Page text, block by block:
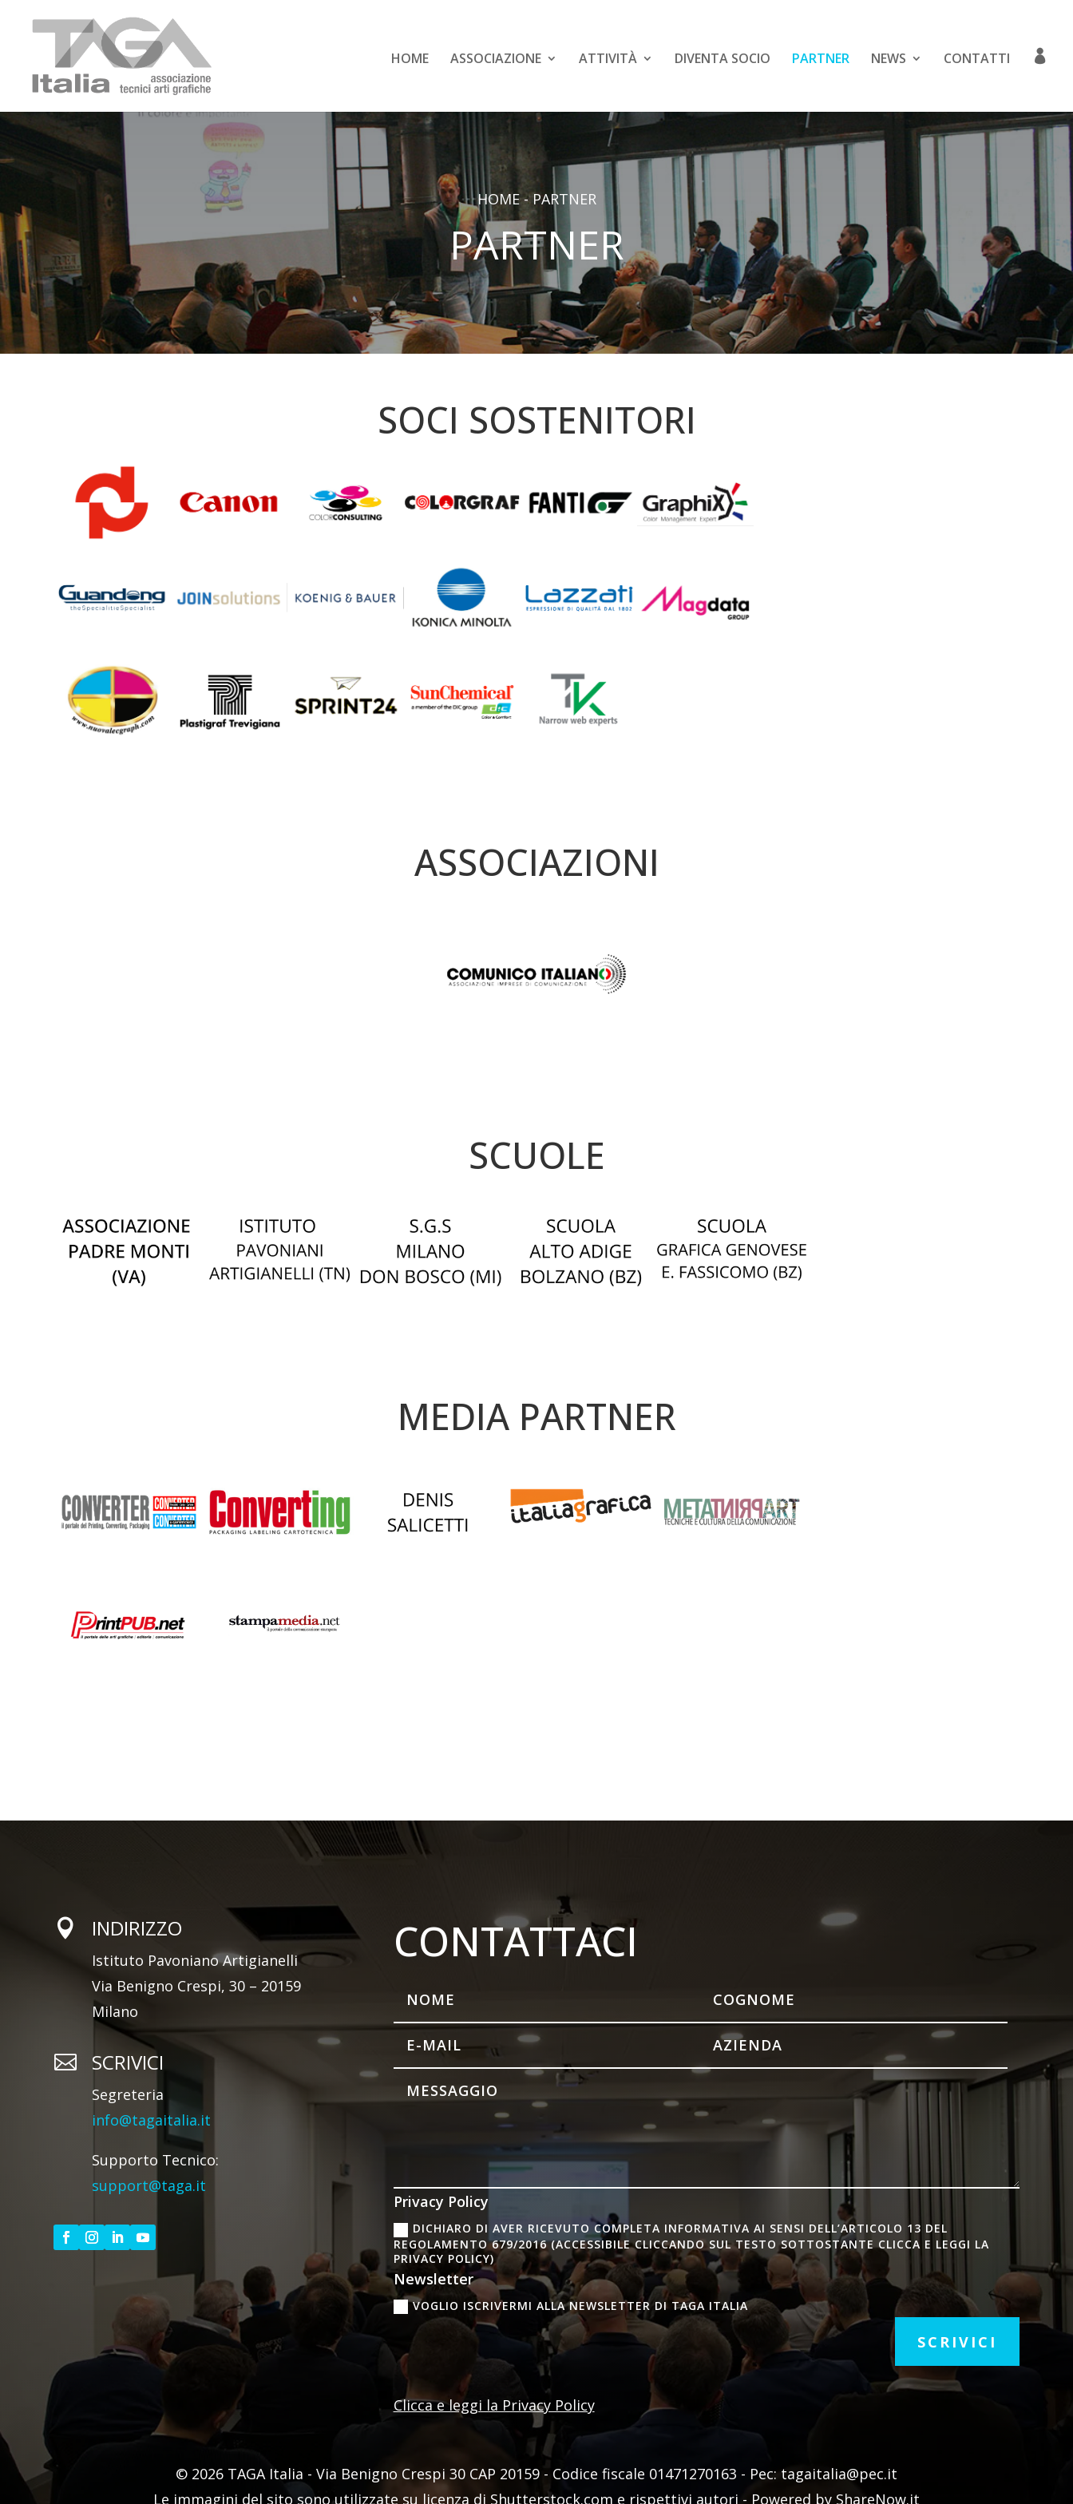
HOME ASSOCIAZIONE ATTIVITÀ DIVENTA SOCIO PARTNER NEWS CONTATTI
HOME-PARTNER
PARTNER
SOCI SOSTENITORI
ASSOCIAZIONI
SCUOLE
MEDIA PARTNER
 INDIRIZZO
Istituto Pavoniano Artigianelli
Via Benigno Crespi, 30 – 20159
Milano
 SCRIVICI
Segreteria
info@tagaitalia.it
Supporto Tecnico:
support@taga.it
CONTATTACI
Privacy Policy
DICHIARO DI AVER RICEVUTO COMPLETA INFORMATIVA AI SENSI DELL’ARTICOLO 13 DEL
REGOLAMENTO 679/2016 (ACCESSIBILE CLICCANDO SUL TESTO SOTTOSTANTE CLICCA E LEGGI LA
PRIVACY POLICY)
Newsletter
VOGLIO ISCRIVERMI ALLA NEWSLETTER DI TAGA ITALIA
SCRIVICI
Clicca e leggi la Privacy Policy
© 2026 TAGA Italia - Via Benigno Crespi 30 CAP 20159 - Codice fiscale 01471270163 - Pec: tagaitalia@pec.it
Le immagini del sito sono utilizzate su licenza di Shutterstock.com e rispettivi autori - Powered by ShareNow.it